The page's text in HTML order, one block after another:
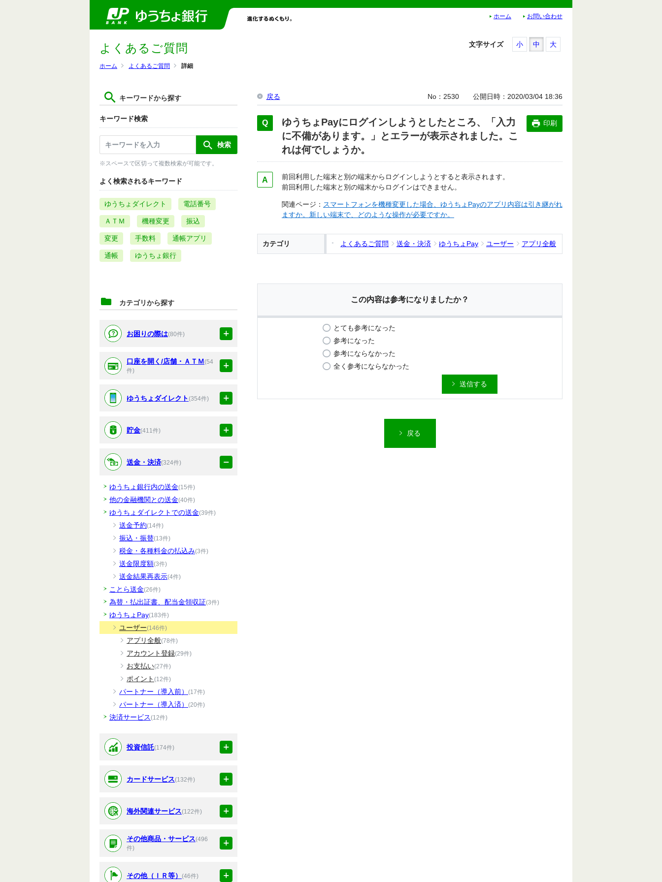
ホーム お問い合わせ
ホーム よくあるご質問 詳細
よくあるご質問
キーワードから探す
キーワード検索
※スペースで区切って複数検索が可能です。
よく検索されるキーワード
ゆうちょダイレクト 電話番号
ＡＴＭ 機種変更 振込
変更 手数料 通帳アプリ
通帳 ゆうちょ銀行
カテゴリから探す
お困りの際は(80件)
口座を開く/店舗・ＡＴＭ(54
件)
ゆうちょダイレクト(354件)
貯金(411件)
送金・決済(324件)
ゆうちょ銀行内の送金(15件)
他の金融機関との送金(40件)
ゆうちょダイレクトでの送金(39件)
送金予約(14件)
振込・振替(13件)
税金・各種料金の払込み(3件)
送金限度額(3件)
送金結果再表示(4件)
ことら送金(26件)
為替・払出証書、配当金領収証(3件)
ゆうちょPay(183件)
ユーザー(146件)
アプリ全般(78件)
アカウント登録(29件)
お支払い(27件)
ポイント (12件)
パートナー（導入前） (17件)
パートナー（導入済） (20件)
決済サービス(12件)
投資信託(174件)
カードサービス(132件)
海外関連サービス(122件)
その他商品・サービス(496
件)
その他（ＩＲ等） (46件)
文字サイズ 小 中 大
戻る No 2530 公開日時 2020/03/04 18:36
ゆうちょPayにログインしようとしたところ、「入力
に不備があります。」とエラーが表示されました。こ
れは何でしょうか。
印刷
前回利用した端末と別の端末からログインしようとすると表示されます。
前回利用した端末と別の端末からログインはできません。
関連ページ： スマートフォンを機種変更した場合、ゆうちょPayのアプリ内容は引き継がれ
ますか。新しい端末で、どのような操作が必要ですか。
カテゴリ よくあるご質問 送金・決済 ゆうちょPay ユーザー アプリ全般
この内容は参考になりましたか？
とても参考になった
参考になった
参考にならなかった
全く参考にならなかった
送信する
戻る